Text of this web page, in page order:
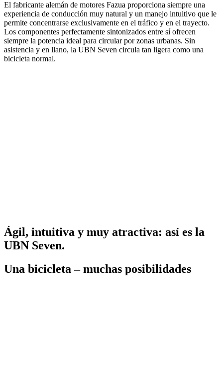
El fabricante alemán de motores Fazua proporciona siempre una
experiencia de conducción muy natural y un manejo intuitivo que le
permite concentrarse exclusivamente en el tráfico y en el trayecto.
Los componentes perfectamente sintonizados entre sí ofrecen
siempre la potencia ideal para circular por zonas urbanas. Sin
asistencia y en llano, la UBN Seven circula tan ligera como una
bicicleta normal.
Ágil, intuitiva y muy atractiva: así es la
UBN Seven.
Una bicicleta – muchas posibilidades